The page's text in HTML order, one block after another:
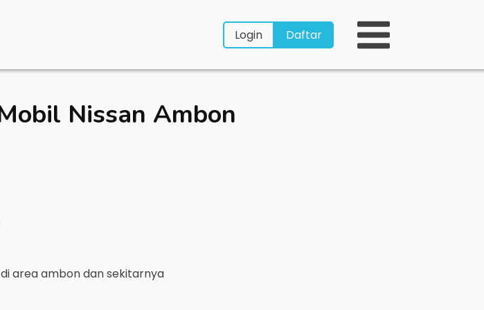
Login Daftar
Nissan Ambon
areaambondan sekitarnya